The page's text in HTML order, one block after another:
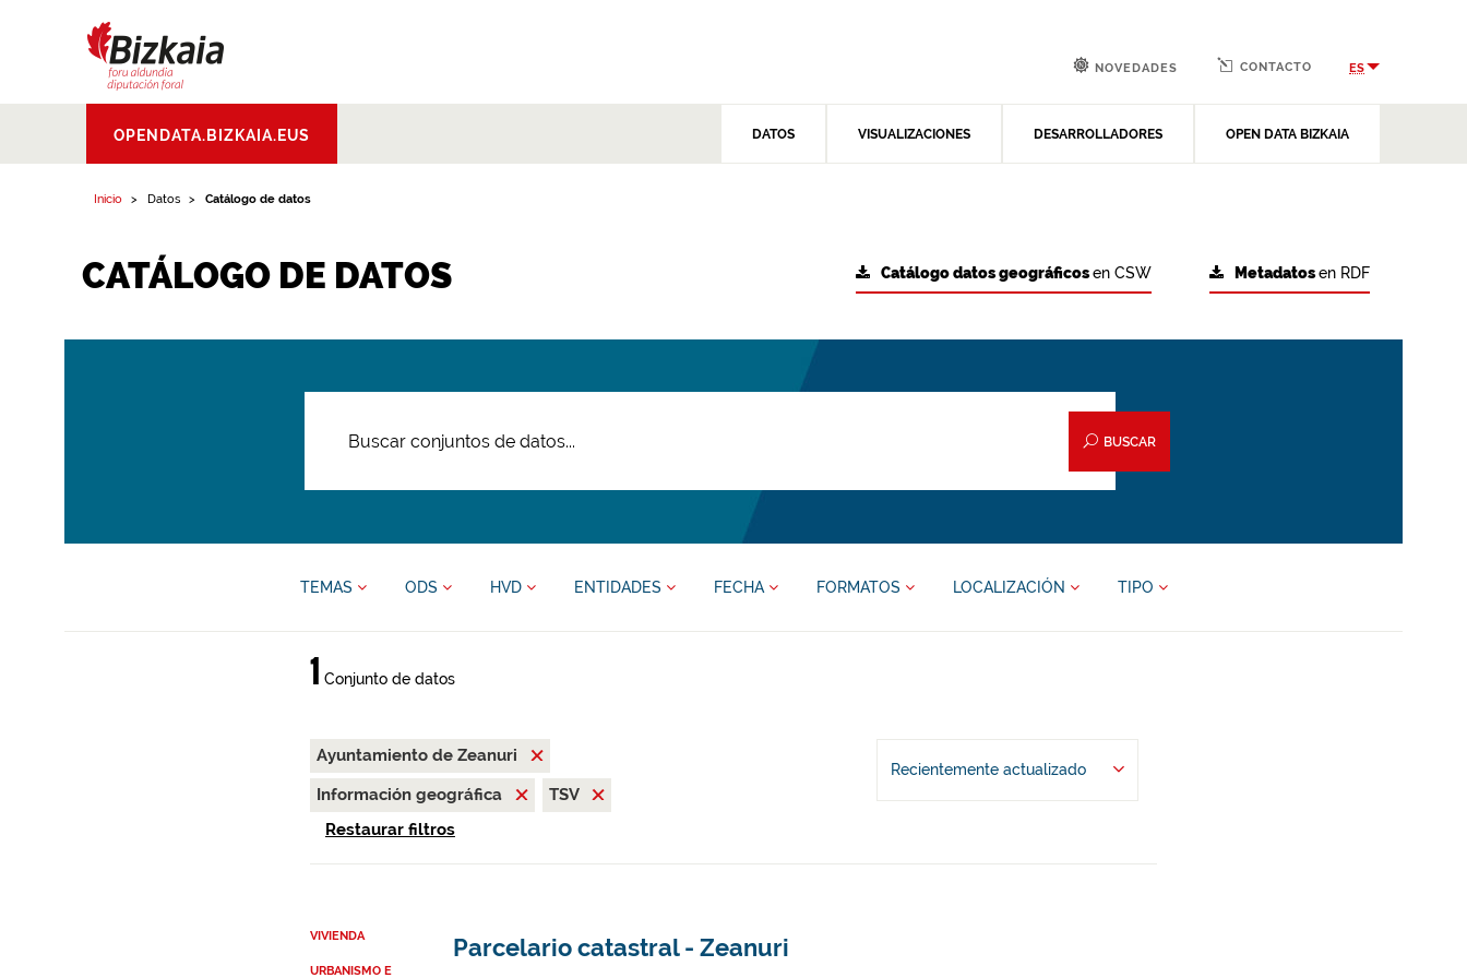
Aldundia.Diputacion
Foral de Bizkaia
OPENDATA.BIZKAIA.EUS DATOS VISUALIZACIONES DESARROLLADORES OPEN DATA BIZKAIA
NOVEDADES CONTACTO ES
Inicio Datos Catálogo de datos
CATÁLOGO DE DATOS Metadatosen RDF
Catálogo datos geográficosen CSW
BUSCAR
TEMAS ODS HVD ENTIDADES FECHA FORMATOS LOCALIZACIÓN TIPO
1 Conjunto de datos
Ayuntamiento de Zeanuri
Información geográfica
TSV
Restaurar filtros
Recientemente actualizado
VIVIENDA
URBANISMO E
Parcelario catastral - Zeanuri